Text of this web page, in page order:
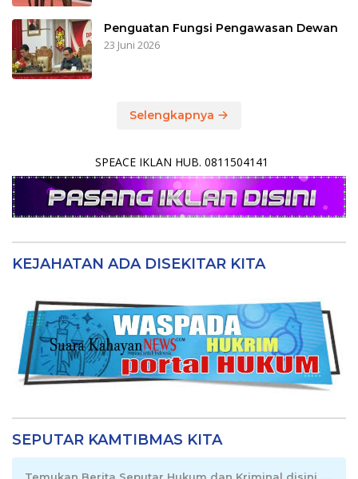
Penguatan Fungsi Pengawasan Dewan
23 Juni 2026
Selengkapnya
SPEACE IKLAN HUB. 0811504141
KEJAHATAN ADA DISEKITAR KITA
SEPUTAR KAMTIBMAS KITA
Temukan Berita Seputar Hukum dan Kriminal disini .....